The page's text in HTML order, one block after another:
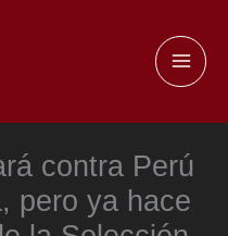
contra Perú
pero ya hace